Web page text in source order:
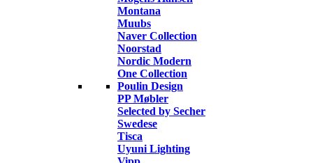
Montana
Muubs
Naver Collection
Noorstad
Nordic Modern
One Collection
Poulin Design
PP Møbler
Selected by Secher
Swedese
Tisca
Uyuni Lighting